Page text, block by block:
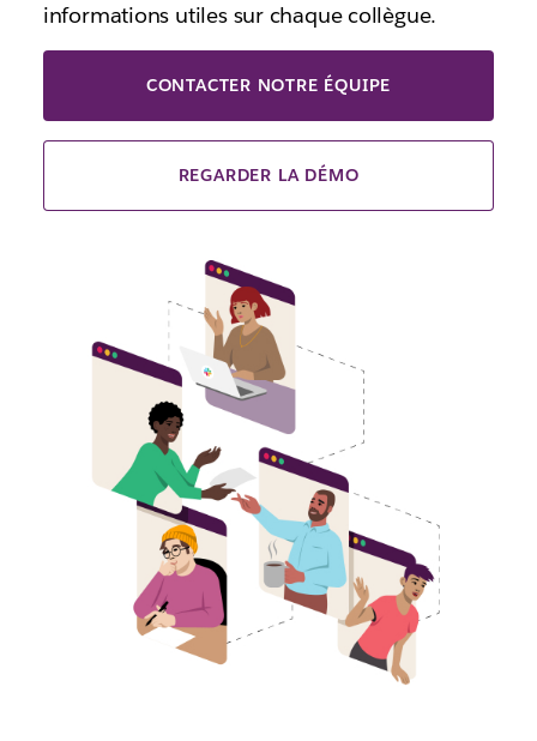
informations utiles sur chaque collègue.
CONTACTER NOTRE ÉQUIPE
REGARDER LA DÉMO